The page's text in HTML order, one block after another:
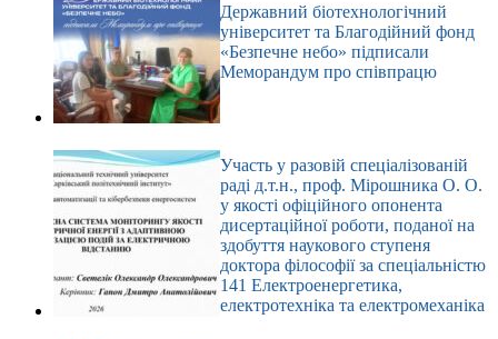
Державний біотехнологічний
університет та Благодійний фонд
«Безпечне небо» підписали
Меморандум про співпрацю
Участь у разовій спеціалізованій
раді д.т.н., проф. Мірошника О. О.
у якості офіційного опонента
дисертаційної роботи, поданої на
здобуття наукового ступеня
доктора філософії за спеціальністю
141 Електроенергетика,
електротехніка та електромеханіка